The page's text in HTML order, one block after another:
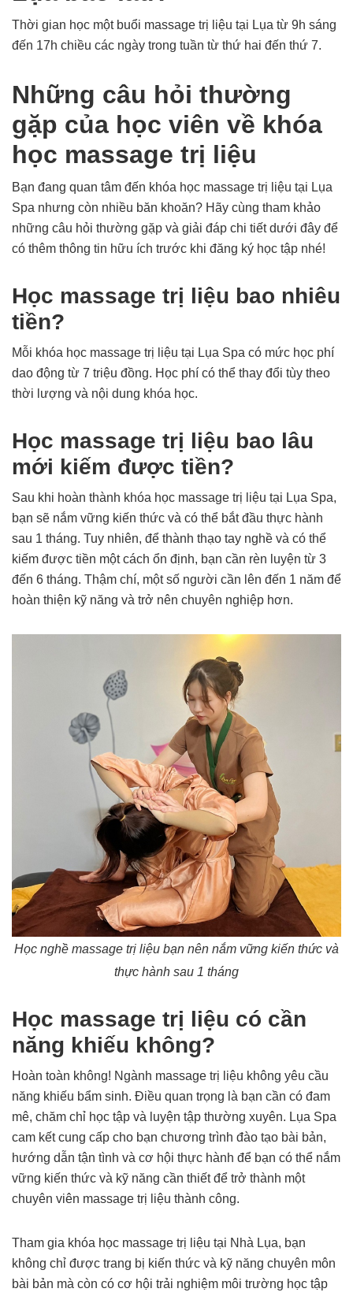
Thời gian học một buổi massage trị liệu tại Lụa từ 9h sáng
đến 17h chiều các ngày trong tuần từ thứ hai đến thứ 7.
Những câu hỏi thường
gặp của học viên về khóa
học massage trị liệu
Bạn đang quan tâm đến khóa học massage trị liệu tại Lụa
Spa nhưng còn nhiều băn khoăn? Hãy cùng tham khảo
những câu hỏi thường gặp và giải đáp chi tiết dưới đây để
có thêm thông tin hữu ích trước khi đăng ký học tập nhé!
Học massage trị liệu bao nhiêu
tiền?
Mỗi khóa học massage trị liệu tại Lụa Spa có mức học phí
dao động từ 7 triệu đồng. Học phí có thể thay đổi tùy theo
thời lượng và nội dung khóa học.
Học massage trị liệu bao lâu
mới kiếm được tiền?
Sau khi hoàn thành khóa học massage trị liệu tại Lụa Spa,
bạn sẽ nắm vững kiến thức và có thể bắt đầu thực hành
sau 1 tháng. Tuy nhiên, để thành thạo tay nghề và có thể
kiếm được tiền một cách ổn định, bạn cần rèn luyện từ 3
đến 6 tháng. Thậm chí, một số người cần lên đến 1 năm để
hoàn thiện kỹ năng và trở nên chuyên nghiệp hơn.
Học nghề massage trị liệu bạn nên nắm vững kiến thức và
thực hành sau 1 tháng
Học massage trị liệu có cần
năng khiếu không?
Hoàn toàn không! Ngành massage trị liệu không yêu cầu
năng khiếu bẩm sinh. Điều quan trọng là bạn cần có đam
mê, chăm chỉ học tập và luyện tập thường xuyên. Lụa Spa
cam kết cung cấp cho bạn chương trình đào tạo bài bản,
hướng dẫn tận tình và cơ hội thực hành để bạn có thể nắm
vững kiến thức và kỹ năng cần thiết để trở thành một
chuyên viên massage trị liệu thành công.
Tham gia khóa học massage trị liệu tại Nhà Lụa, bạn
không chỉ được trang bị kiến thức và kỹ năng chuyên môn
bài bản mà còn có cơ hội trải nghiệm môi trường học tập